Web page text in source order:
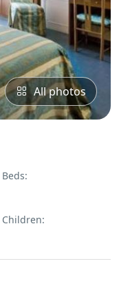
All photos
Beds:
Children: